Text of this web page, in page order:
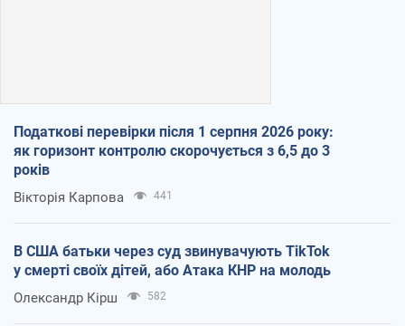
Податкові перевірки після 1 серпня 2026 року:
як горизонт контролю скорочується з 6,5 до 3
років
Вікторія Карпова 441
В США батьки через суд звинувачують TikTok
у смерті своїх дітей, або Атака КНР на молодь
Олександр Кірш 582